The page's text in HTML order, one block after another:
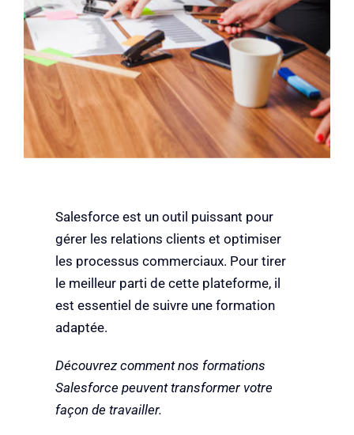
Salesforce est un outil puissant pour
gérer les relations clients et optimiser
les processus commerciaux. Pour tirer
le meilleur parti de cette plateforme, il
est essentiel de suivre une formation
adaptée.
Découvrez comment nos formations
Salesforce peuvent transformer votre
façon de travailler.